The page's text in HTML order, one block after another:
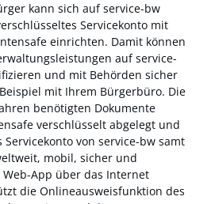
kann sich auf service-bw
Servicekonto mit
einrichten. Damit können
auf service-
und mit Behörden sicher
mit Ihrem Bürgerbüro. Die
benötigten Dokumente
verschlüsselt abgelegt und
von service-bw samt
mobil, sicher und
App über das Internet
die Onlineausweisfunktion des